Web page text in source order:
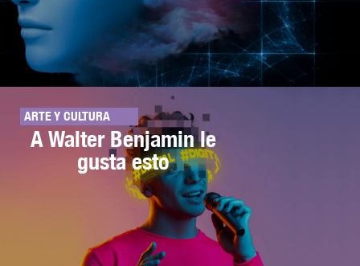
ARTE Y CULTURA
A Walter Benjamin le
gusta esto